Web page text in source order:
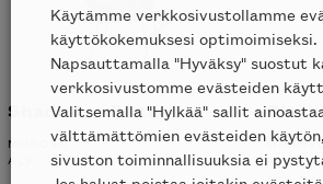
Shadowy ulkotuoli
MOROSO
ALK. 2041€ UUSI
Clay
MOROSO
ALK.
Käytämme verkkosivustollamme
käyttökokemuksesi optimoimiseksi.
Napsauttamalla "Hyväksy" suostut
verkkosivustomme evästeiden
Valitsemalla "Hylkää" sallit
välttämättömien evästeiden
sivuston toiminnallisuuksia ei